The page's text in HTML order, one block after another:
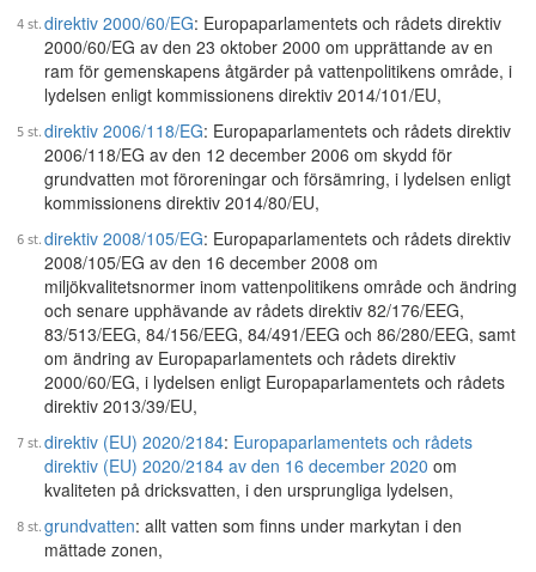
direktiv 2000/60/EG: Europaparlamentets och rådets direktiv
2000/60/EG av den 23 oktober 2000 om upprättande av en
ram för gemenskapens åtgärder på vattenpolitikens område, i
lydelsen enligt kommissionens direktiv 2014/101/EU,
direktiv 2006/118/EG: Europaparlamentets och rådets direktiv
2006/118/EG av den 12 december 2006 om skydd för
grundvatten mot föroreningar och försämring, i lydelsen enligt
kommissionens direktiv 2014/80/EU,
direktiv 2008/105/EG: Europaparlamentets och rådets direktiv
2008/105/EG av den 16 december 2008 om
miljökvalitetsnormer inom vattenpolitikens område och ändring
och senare upphävande av rådets direktiv 82/176/EEG,
83/513/EEG, 84/156/EEG, 84/491/EEG och 86/280/EEG, samt
om ändring av Europaparlamentets och rådets direktiv
2000/60/EG, i lydelsen enligt Europaparlamentets och rådets
direktiv 2013/39/EU,
direktiv (EU) 2020/2184: Europaparlamentets och rådets
direktiv (EU) 2020/2184 av den 16 december 2020 om
kvaliteten på dricksvatten, i den ursprungliga lydelsen,
grundvatten: allt vatten som finns under markytan i den
mättade zonen,